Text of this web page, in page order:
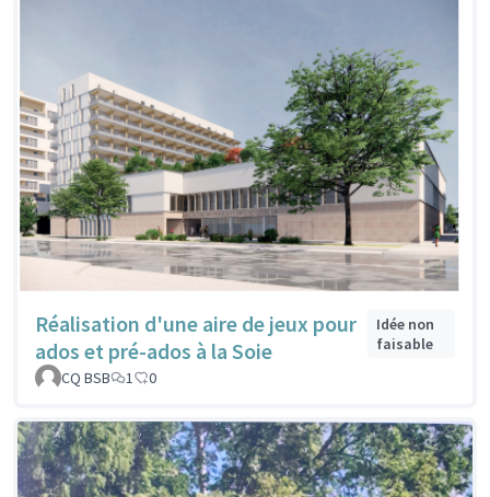
Réalisation d'une aire de jeux pour
ados et pré-ados à la Soie
Idée non
faisable
CQ BSB
1 0